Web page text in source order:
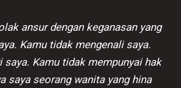
ansur dengan keganasan yang
Kamu tidak mengenali saya.
Kamu tidak mempunyai hak
saya seorang wanita yang hina